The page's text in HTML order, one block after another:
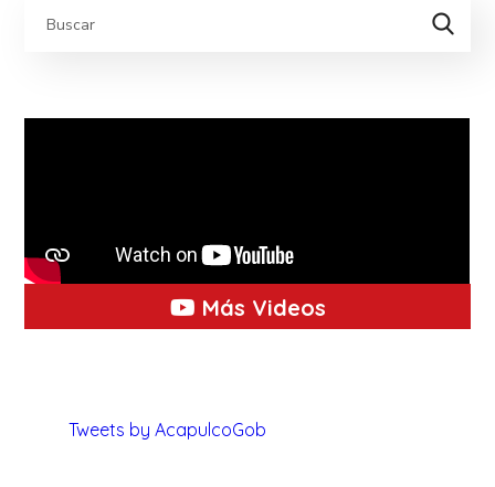
Más Videos
Tweets by AcapulcoGob